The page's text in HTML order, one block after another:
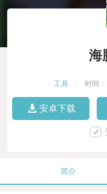
海
工具 时间
安卓下载
简介